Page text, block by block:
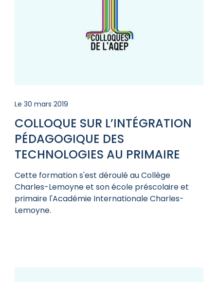
COLLOQUE SUR L’INTÉGRATION
PÉDAGOGIQUE DES
TECHNOLOGIES AU PRIMAIRE
Le 30 mars 2019
Cette formation s'est déroulé au Collège
Charles-Lemoyne et son école préscolaire et
primaire l'Académie Internationale Charles-
Lemoyne.